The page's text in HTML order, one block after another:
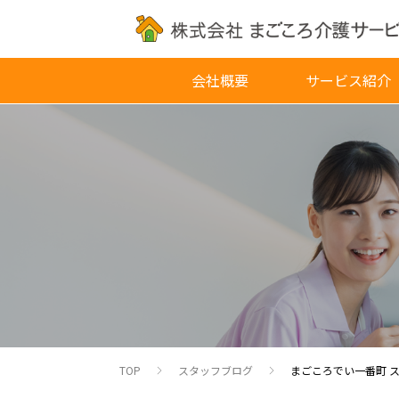
会社概要 サービス紹介
TOP スタッフブログ まごころでい一番町